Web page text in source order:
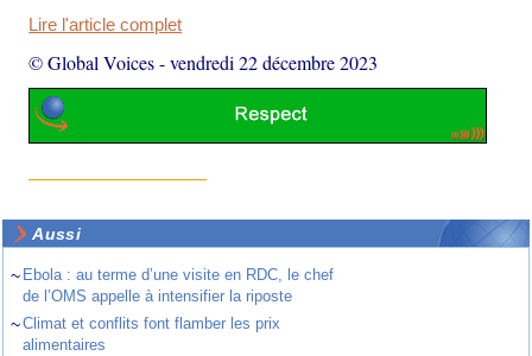
Lire l'article complet
© Global Voices-vendredi 22 décembre 2023
Aussi
~ Ebola : au terme d’une visite en RDC, le chef
de l’OMS appelle à intensifier la riposte
~Climat et conflits font flamber les prix
alimentaires